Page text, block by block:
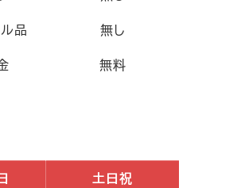
品
無し
無料
土日祝